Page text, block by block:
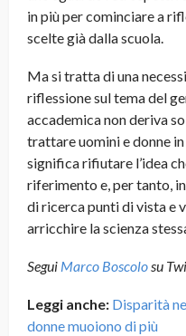
in più per cominciare a
scelte già dalla scuola.
Ma si tratta di una
riflessione sul tema del
accademica non deriva
trattare uomini e donne
significa rifiutare l’idea
riferimento e, per tanto,
di ricerca punti di vista e
arricchire la scienza
Segui Marco Boscolosu
Leggi anche: Disparità
donne muoiono di più